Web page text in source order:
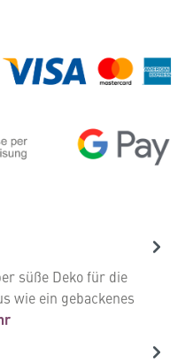
süße Deko für die
wie ein gebackenes